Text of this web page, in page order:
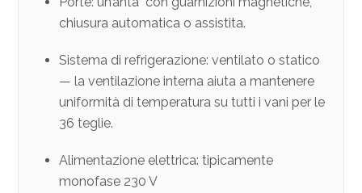
chiusura automatica o assistita.
Sistema di refrigerazione: ventilato o statico
— la ventilazione interna aiuta a mantenere
uniformità di temperatura su tutti i vani per le
36 teglie.
Alimentazione elettrica: tipicamente
monofase 230 V